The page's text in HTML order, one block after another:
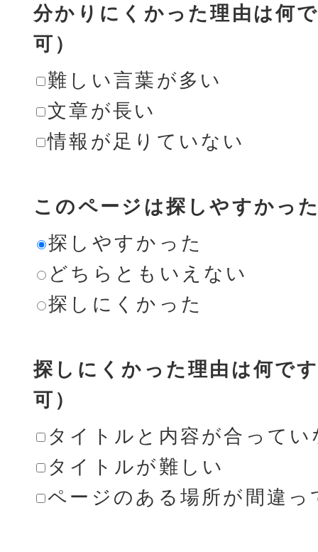
分かりにくかった理由は何
可）
難しい言葉が多い
文章が長い
情報が足りていない
このページは探しやすかっ
探しやすかった
どちらともいえない
探しにくかった
探しにくかった理由は何で
可）
タイトルと内容が合ってい
タイトルが難しい
ページのある場所が間違っ